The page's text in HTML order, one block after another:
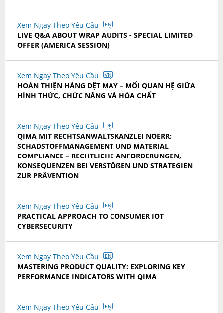
Xem Ngay Theo Yêu Cầu EN
LIVE Q&A ABOUT WRAP AUDITS - SPECIAL LIMITED
OFFER (AMERICA SESSION)
Xem Ngay Theo Yêu Cầu VN
HOÀN THIỆN HÀNG DỆT MAY – MỐI QUAN HỆ GIỮA
HÌNH THỨC, CHỨC NĂNG VÀ HÓA CHẤT
Xem Ngay Theo Yêu Cầu DE
QIMA MIT RECHTSANWALTSKANZLEI NOERR:
SCHADSTOFFMANAGEMENT UND MATERIAL
COMPLIANCE – RECHTLICHE ANFORDERUNGEN,
KONSEQUENZEN BEI VERSTÖßEN UND STRATEGIEN
ZUR PRÄVENTION
Xem Ngay Theo Yêu Cầu EN
PRACTICAL APPROACH TO CONSUMER IOT
CYBERSECURITY
Xem Ngay Theo Yêu Cầu EN
MASTERING PRODUCT QUALITY: EXPLORING KEY
PERFORMANCE INDICATORS WITH QIMA
Xem Ngay Theo Yêu Cầu EN